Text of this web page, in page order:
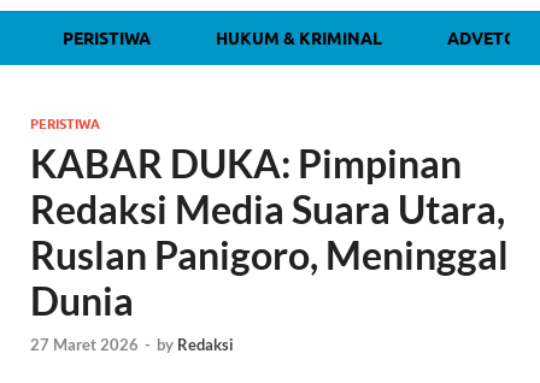
Media Independen Faktual dan
Terpercaya
PERISTIWA HUKUM & KRIMINAL
PERISTIWA
KABAR DUKA: Pimpinan
Redaksi Media Suara Utara,
Ruslan Panigoro, Meninggal
Dunia
27 Maret 2026 - by Redaksi